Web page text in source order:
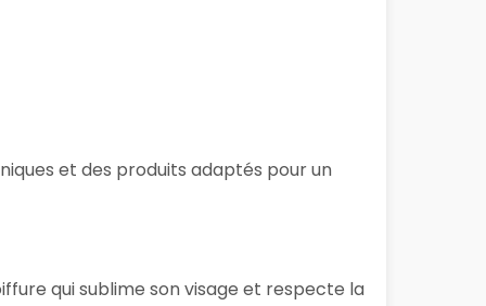
et des produits adaptés pour un
qui sublime son visage et respecte la